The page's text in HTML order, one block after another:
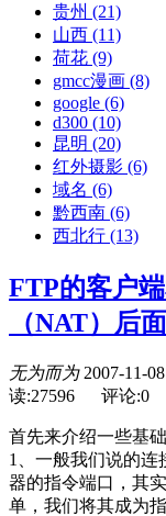
贵州 (21)
山西 (11)
荷花 (9)
gmcc漫画 (8)
google (6)
d300 (10)
昆明 (20)
红外摄影 (6)
域名 (6)
黔西南 (6)
西北行 (13)
FTP的客户
（NAT）后
无为而为 2007-11-08
读:27596
评论:0
首先来介绍一些基础
1、一般我们说的连
器的指令端口，其
单，我们将其成为